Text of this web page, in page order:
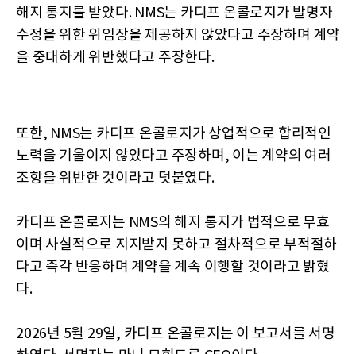
해지 통지를 받았다. NMS는 카디프 온콜로지가 발명자
수정을 위한 위임장을 제공하지 않았다고 주장하며 계약
을 중대하게 위반했다고 주장한다.
또한, NMS는 카디프 온콜로지가 상업적으로 합리적인
노력을 기울이지 않았다고 주장하며, 이는 계약의 여러
조항을 위반한 것이라고 덧붙였다.
카디프 온콜로지는 NMS의 해지 통지가 법적으로 무효
이며 사실적으로 지지받지 못하고 절차적으로 부적절하
다고 즉각 반응하며 계약을 계속 이행할 것이라고 밝혔
다.
2026년 5월 29일, 카디프 온콜로지는 이 보고서를 서명